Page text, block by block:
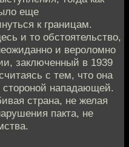
еще
к границам.
и то обстоятельство,
и вероломно
заключенный в 1939
с тем, что она
нападающей.
страна, не желая
пакта, не